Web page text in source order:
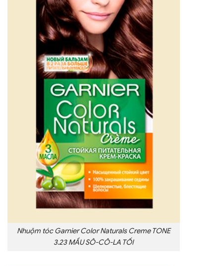
Nhuộm tóc Garnier Color Naturals Creme TONE
3.23 MẦU SÔ-CÔ-LA TỐI